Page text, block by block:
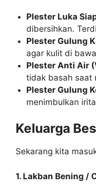
Plester Luka
dibersihkan.
Plester Gulung
agar kulit di
Plester Anti Air
tidak basah saat
Plester Gulung
menimbulkan
Keluarga
Sekarang kita
1. Lakban Bening /